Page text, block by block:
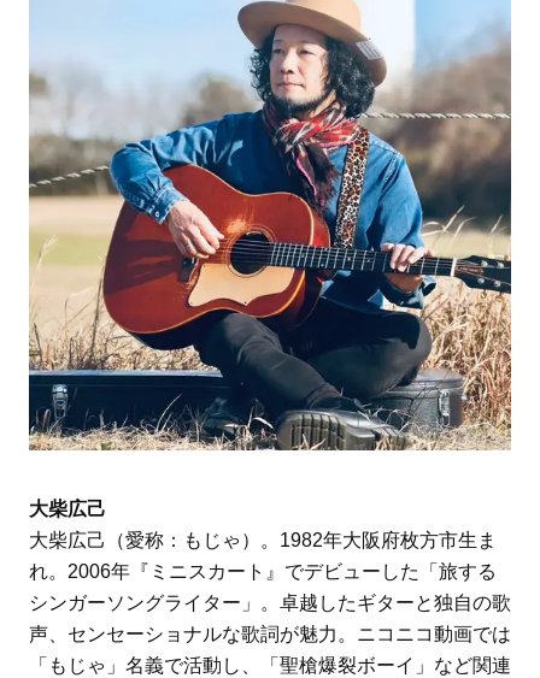
大柴広己
大柴広己（愛称：もじゃ）。1982年大阪府枚方市生ま
れ。2006年『ミニスカート』でデビューした「旅する
シンガーソングライター」。卓越したギターと独自の歌
声、センセーショナルな歌詞が魅力。ニコニコ動画では
「もじゃ」名義で活動し、「聖槍爆裂ボーイ」など関連